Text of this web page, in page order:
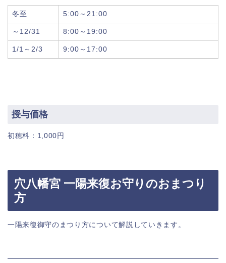
冬至 5:00～21:00
～12/31 8:00～19:00
1/1～2/3 9:00～17:00
授与価格
初穂料：1,000円
穴八幡宮 一陽来復お守りのおまつり
方
一陽来復御守のまつり方について解説していきます。